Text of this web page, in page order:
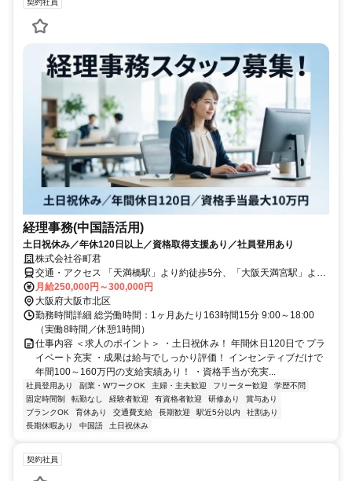
経理事務(中国語活用)
土日祝休み／年休120日以上／資格取得支援あり／社員登用あり
株式会社谷町君
交通・アクセス 「天満橋駅」より約徒歩5分、「大阪天満宮駅」より
約徒歩12分
月給250,000円～300,000円
大阪府大阪市北区
勤務時間詳細 総労働時間：1ヶ月あたり163時間15分 9:00～18:00
（実働8時間／休憩1時間）
仕事内容 ＜求人のポイント＞ ・土日祝休み！ 年間休日120日で プラ
イベート充実 ・成果は給与でしっかり評価！ インセンティブだけで
年間100～160万円の支給実績あり！ ・資格手当が充実...
社員登用あり 副業・WワークOK 主婦・主夫歓迎 フリーター歓迎
学歴不問
固定時間制
転勤なし 経験者歓迎 有資格者歓迎 研修あり
賞与あり
ブランクOK
育休あり 交通費支給 長期歓迎 駅近5分以内
社割あり
長期休暇あり
中国語 土日祝休み
契約社員